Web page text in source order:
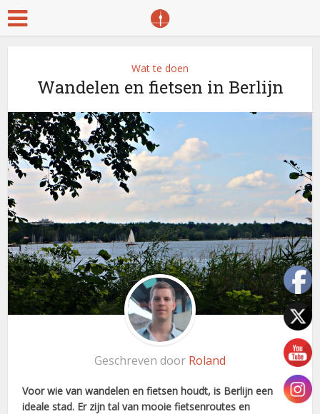
Wat te doen
Wandelen en fietsen in Berlijn
Geschreven door Roland
Voor wie van wandelen en fietsen houdt, is Berlijn een
ideale stad. Er zijn tal van mooie fietsenroutes en